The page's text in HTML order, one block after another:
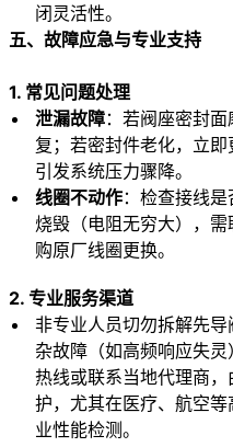
闭灵活性。
五、故障应急与专业支持
1. 常见问题处理
泄漏故障：若阀座密封
复；若密封件老化，立
引发系统压力骤降。
线圈不动作：检查接线
烧毁（电阻无穷大），
购原厂线圈更换。
2. 专业服务渠道
非专业人员切勿拆解先
杂故障（如高频响应失
热线或联系当地代理商
护，尤其在医疗、航空
业性能检测。